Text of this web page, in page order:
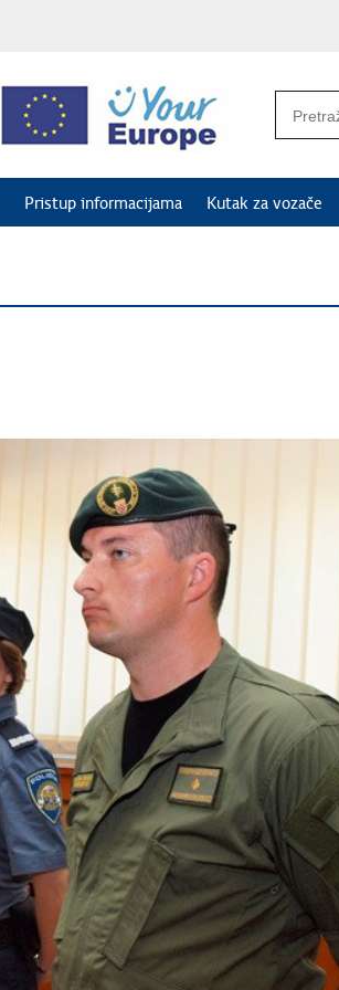
Pristup informacijama Kutak za vozače